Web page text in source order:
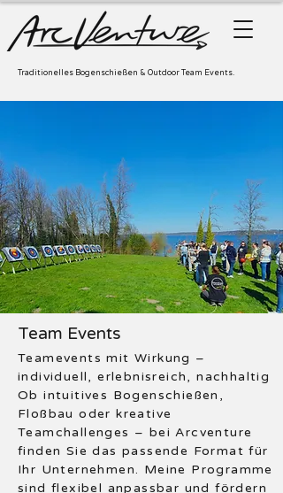
Traditionelles Bogenschießen & Outdoor Team Events.
Team Events
Teamevents mit Wirkung –
individuell, erlebnisreich, nachhaltig
Ob intuitives Bogenschießen,
Floßbau oder kreative
Teamchallenges – bei Arcventure
finden Sie das passende Format für
Ihr Unternehmen. Meine Programme
sind flexibel anpassbar und fördern